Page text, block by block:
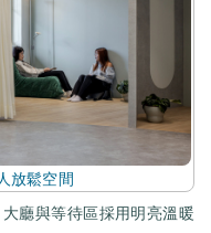
放鬆空間
廳與等待區採用明亮溫暖